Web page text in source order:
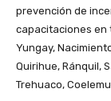
prevención de
capacitaciones en
Yungay,
Quirihue, Ránquil,
Trehuaco,